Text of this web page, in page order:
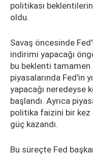
politikası
oldu.
Savaş öncesinde
indirimi yapacağı
bu beklenti
piyasalarında Fed'in
yapacağı neredeyse
başlandı. Ayrıca
politika faizini bir kez
güç kazandı.
Bu süreçte Fed